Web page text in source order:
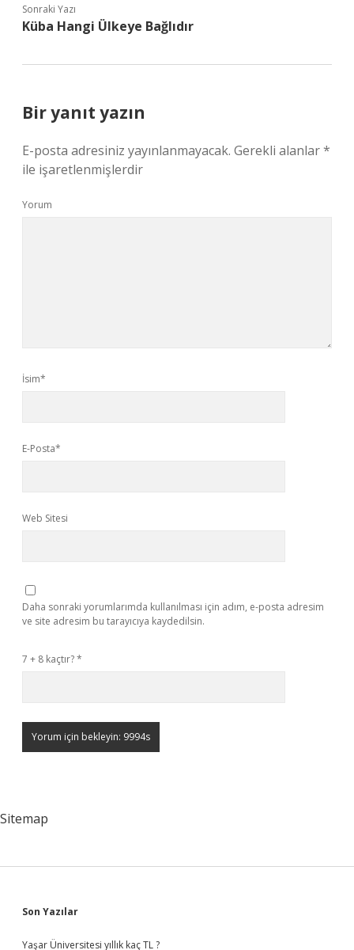
Sonraki Yazı
Küba Hangi Ülkeye Bağlıdır
Bir yanıt yazın
E-posta adresiniz yayınlanmayacak. Gerekli alanlar*
ile işaretlenmişlerdir
Yorum
İsim*
E-Posta*
Web Sitesi
Daha sonraki yorumlarımda kullanılması için adım, e-posta adresim
ve site adresim bu tarayıcıya kaydedilsin.
7 + 8 kaçtır?*
Sitemap
Sidebar
Son Yazılar
Yaşar Üniversitesi yıllık kaç TL ?